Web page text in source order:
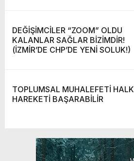
DEĞİŞİMCİLER “ZOOM” OLDU
KALANLAR SAĞLAR BİZİMDİR!
(İZMİR’DE CHP’DE YENİ SOLUK!)
TOPLUMSAL MUHALEFETİ HALK
HAREKETİ BAŞARABİLİR